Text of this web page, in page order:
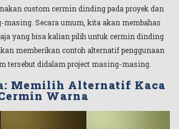
custom cermin dinding pada proyek dan
Secara umum, kita akan membahas
yang bisa kalian pilih untuk cermin dinding
memberikan contoh alternatif penggunaan
tersebut didalam project masing-masing.
Memilih Alternatif Kaca
Warna